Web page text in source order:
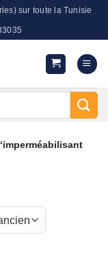
sur toute la Tunisie